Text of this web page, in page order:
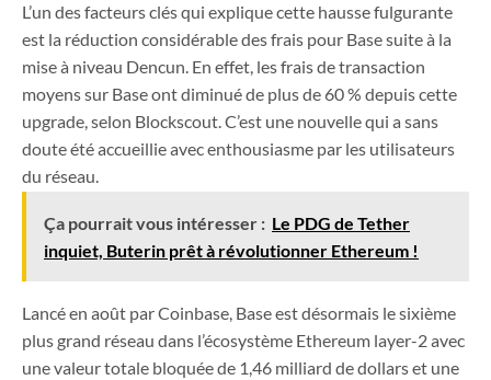
L’un des facteurs clés qui explique cette hausse fulgurante
est la réduction considérable des frais pour Base suite à la
mise à niveau Dencun. En effet, les frais de transaction
moyens sur Base ont diminué de plus de 60 % depuis cette
upgrade, selon Blockscout. C’est une nouvelle qui a sans
doute été accueillie avec enthousiasme par les utilisateurs
du réseau.
Ça pourrait vous intéresser : Le PDG de Tether
inquiet, Buterin prêt à révolutionner Ethereum !
Lancé en août par Coinbase, Base est désormais le sixième
plus grand réseau dans l’écosystème Ethereum layer-2 avec
une valeur totale bloquée de 1,46 milliard de dollars et une